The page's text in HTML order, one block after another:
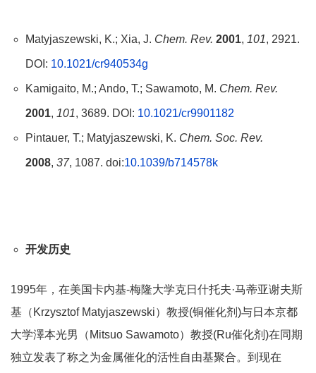
Matyjaszewski, K.; Xia, J. Chem. Rev. 2001, 101, 2921.
DOI: 10.1021/cr940534g
Kamigaito, M.; Ando, T.; Sawamoto, M. Chem. Rev.
2001, 101, 3689. DOI: 10.1021/cr9901182
Pintauer, T.; Matyjaszewski, K. Chem. Soc. Rev.
2008, 37, 1087. doi:10.1039/b714578k
开发历史
1995年，在美国卡内基-梅隆大学克日什托夫·马蒂亚谢夫斯
基（Krzysztof Matyjaszewski）教授(铜催化剂)与日本京都
大学澤本光男（Mitsuo Sawamoto）教授(Ru催化剂)在同期
独立发表了称之为金属催化的活性自由基聚合。到现在